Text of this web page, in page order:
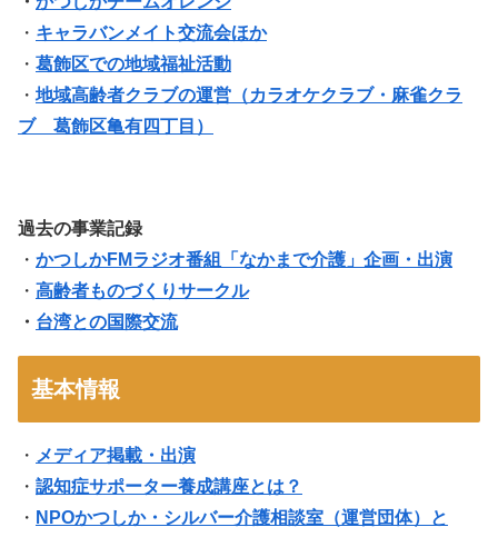
・ キャラバンメイト交流会ほか
・ 葛飾区での地域福祉活動
・ 地域高齢者クラブの運営（カラオケクラブ・麻雀クラ
ブ 葛飾区亀有四丁目 ）
過去の事業記録
・ かつしかFMラジオ番組「なかまで介護」企画・出演
・ 高齢者ものづくりサークル
・ 台湾との国際交流
基本情報
・ メディア掲載・出演
・ 認知症サポーター養成講座とは？
・ NPOかつしか・シルバー介護相談室（運営団体）と